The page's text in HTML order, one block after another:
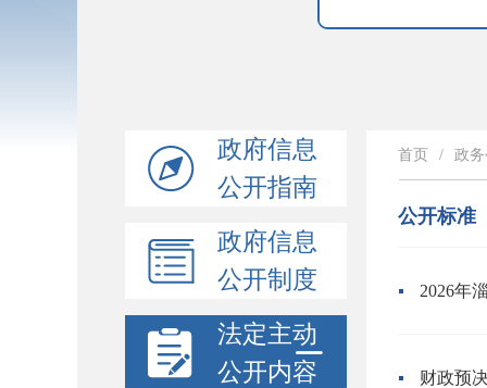
政府信息
公开指南
政府信息
公开制度
法定主动
公开内容
首页 / 政
公开标准
2026年
财政预